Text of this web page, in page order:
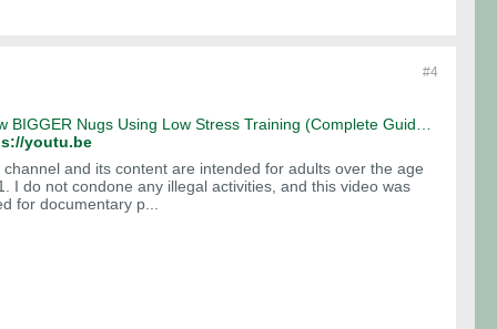
#4
youtu.be
channel and its content are intended for adults over the age
I do not condone any illegal activities, and this video was
for documentary p...